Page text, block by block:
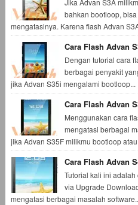
Jika Advan S3A
bahkan bootloop,
mengatasinya. Karena flash Advan
Cara Flash Advan
Dengan tutorial cara
berbagai penyakit
jika Advan S35i mengalami bootloop...
Cara Flash Advan
Menggunakan cara
mengatasi berbagai
jika Advan S35F milikmu bootloop
Cara Flash Advan
Tutorial kali ini
via Upgrade
mengatasi berbagai masalah